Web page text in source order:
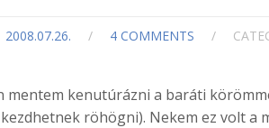
2008.07.26. / 4 COMMENTS /
mentem kenutúrázni a baráti
röhögni). Nekem ez volt a